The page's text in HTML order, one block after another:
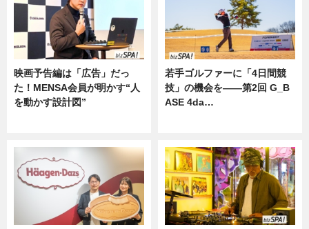
映画予告編は「広告」だっ
た！MENSA会員が明かす“人
を動かす設計図”
若手ゴルファーに「4日間競
技」の機会を——第2回 G_B
ASE 4da…